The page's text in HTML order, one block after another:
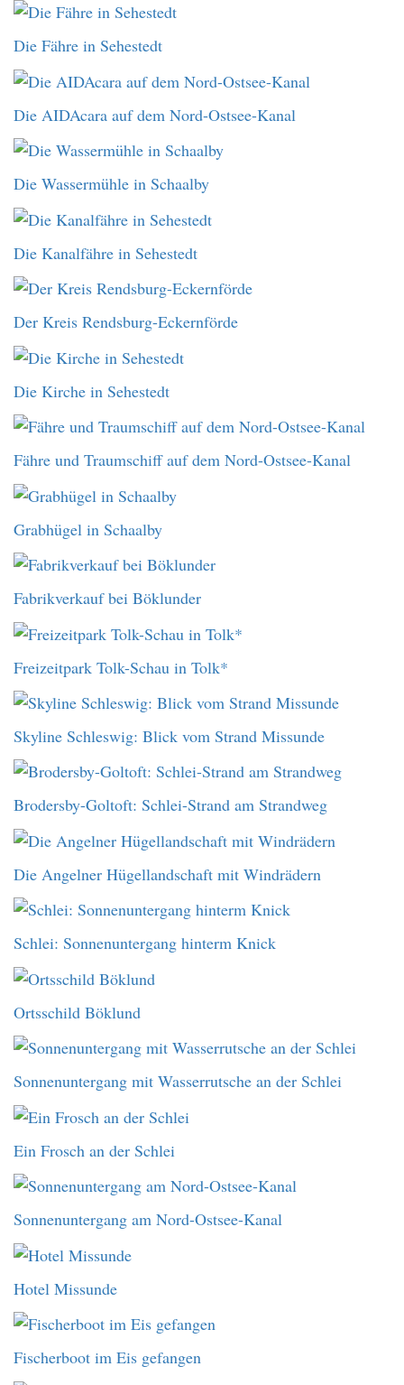
Die Fähre in Sehestedt
Die AIDAcara auf dem Nord-Ostsee-Kanal
Die Wassermühle in Schaalby
Die Kanalfähre in Sehestedt
Der Kreis Rendsburg-Eckernförde
Die Kirche in Sehestedt
Fähre und Traumschiff auf dem Nord-Ostsee-Kanal
Grabhügel in Schaalby
Fabrikverkauf bei Böklunder
Freizeitpark Tolk-Schau in Tolk*
Skyline Schleswig: Blick vom Strand Missunde
Brodersby-Goltoft: Schlei-Strand am Strandweg
Die Angelner Hügellandschaft mit Windrädern
Schlei: Sonnenuntergang hinterm Knick
Ortsschild Böklund
Sonnenuntergang mit Wasserrutsche an der Schlei
Ein Frosch an der Schlei
Sonnenuntergang am Nord-Ostsee-Kanal
Hotel Missunde
Fischerboot im Eis gefangen